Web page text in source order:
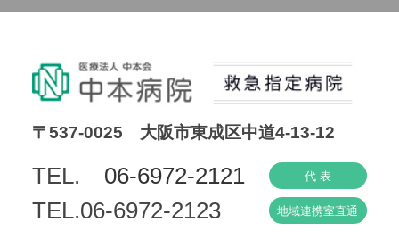
〒537-0025 大阪市東成区中道4-13-12
TEL. 06-6972-2121 代 表
TEL.06-6972-2123 地域連携室直通